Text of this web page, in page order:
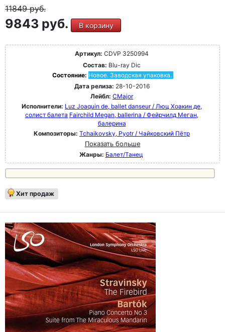
11849руб.
9843 руб. В корзину
Артикул: CDVP 3250994
Состав: Blu-ray Dic
Состояние: Новое. Заводская упаковка.
Дата релиза: 28-10-2016
Лейбл: CMajor
Исполнители: Luz Joaquin de, ballet danseur / Люц Хоакин де,
солист балета Fairchild Megan, ballerina / Фейрчилд Меган,
балерина
Композиторы: Tchaikovsky, Pyotr / Чайковский Пётр
Показать больше
Жанры: Балет/Танец
Хит продаж